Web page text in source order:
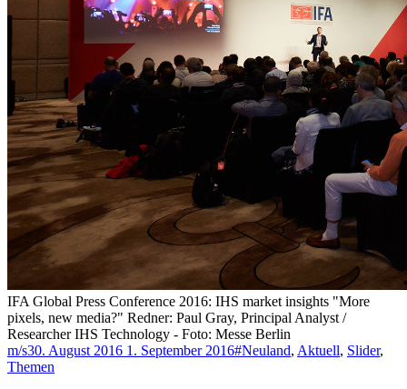
IFA Global Press Conference 2016: IHS market insights "More
pixels, new media?" Redner: Paul Gray, Principal Analyst /
Researcher IHS Technology - Foto: Messe Berlin
m/s30. August 2016 1. September 2016#Neuland, Aktuell, Slider,
Themen